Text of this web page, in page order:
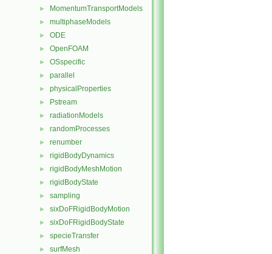
► MomentumTransportModels
► multiphaseModels
► ODE
► OpenFOAM
► OSspecific
► parallel
► physicalProperties
► Pstream
► radiationModels
► randomProcesses
► renumber
► rigidBodyDynamics
► rigidBodyMeshMotion
► rigidBodyState
► sampling
► sixDoFRigidBodyMotion
► sixDoFRigidBodyState
► specieTransfer
► surfMesh